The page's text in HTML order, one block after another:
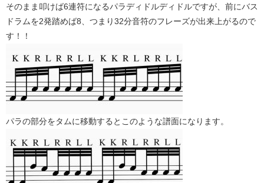
そのまま叩けば6連符になるパラディドルディドルですが、前にバス
ドラムを2発踏めば8、つまり32分音符のフレーズが出来上がるので
す！！
パラの部分をタムに移動するとこのような譜面になります。